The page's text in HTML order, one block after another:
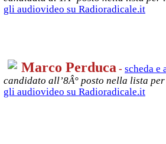
gli audiovideo su Radioradicale.it
Marco Perduca - scheda
candidato all’8Â° posto nella lista
gli audiovideo su Radioradicale.it